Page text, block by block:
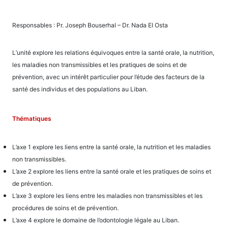
Responsables : Pr. Joseph Bouserhal – Dr. Nada El Osta
L’unité explore les relations équivoques entre la santé orale, la nutrition,
les maladies non transmissibles et les pratiques de soins et de
prévention, avec un intérêt particulier pour l’étude des facteurs de la
santé des individus et des populations au Liban.
Thématiques
L’axe 1 explore les liens entre la santé orale, la nutrition et les maladies
non transmissibles.
L’axe 2 explore les liens entre la santé orale et les pratiques de soins et
de prévention.
L’axe 3 explore les liens entre les maladies non transmissibles et les
procédures de soins et de prévention.
L’axe 4 explore le domaine de l’odontologie légale au Liban.